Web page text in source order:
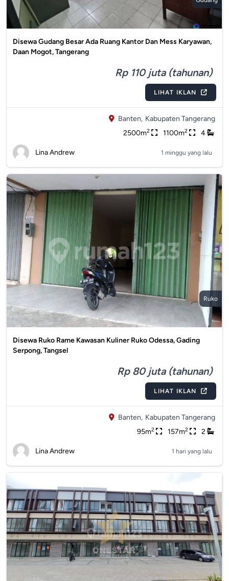
Disewa Gudang Besar Ada Ruang Kantor Dan Mess Karyawan,
Daan Mogot, Tangerang
Rp 110 juta (tahunan)
LIHAT IKLAN
Banten, Kabupaten Tangerang
2500m2 1100m2 4
Lina Andrew 1 minggu yang lalu
Ruko
Disewa Ruko Rame Kawasan Kuliner Ruko Odessa, Gading
Serpong, Tangsel
Rp 80 juta (tahunan)
LIHAT IKLAN
Banten, Kabupaten Tangerang
95m2 157m2 2
Lina Andrew 1 hari yang lalu